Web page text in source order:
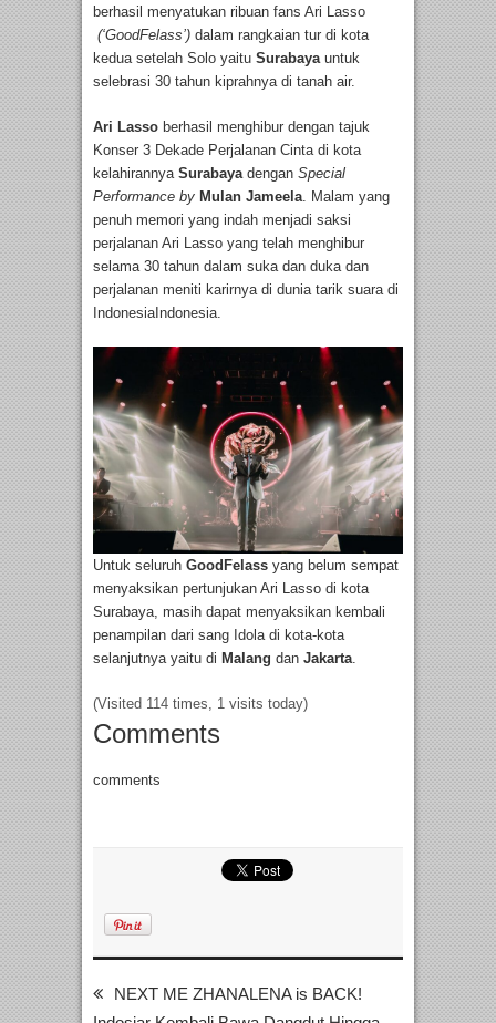
berhasil menyatukan ribuan fans Ari Lasso
(‘GoodFelass’) dalam rangkaian tur di kota
kedua setelah Solo yaitu Surabaya untuk
selebrasi 30 tahun kiprahnya di tanah air.
Ari Lasso berhasil menghibur dengan tajuk
Konser 3 Dekade Perjalanan Cinta di kota
kelahirannya Surabayadengan Special
Performance by Mulan Jameela. Malam yang
penuh memori yang indah menjadi saksi
perjalanan Ari Lasso yang telah menghibur
selama 30 tahun dalam suka dan duka dan
perjalanan meniti karirnya di dunia tarik suara di
IndonesiaIndonesia.
Untuk seluruh GoodFelass yang belum sempat
menyaksikan pertunjukan Ari Lasso di kota
Surabaya, masih dapat menyaksikan kembali
penampilan dari sang Idola di kota-kota
selanjutnya yaitu di Malang dan Jakarta
(Visited 114 times, 1 visits today)
Comments
comments
NEXT ME ZHANALENA is BACK!